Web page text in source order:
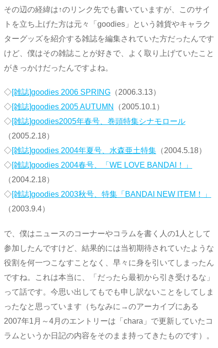
その辺の経緯は↑のリンク先でも書いていますが、このサイ
トを立ち上げた方は元々「goodies」という雑貨やキャラク
ターグッズを紹介する雑誌を編集されていた方だったんです
けど、僕はその雑誌ことが好きで、よく取り上げていたこと
がきっかけだったんですよね。
◇[雑誌]goodies 2006 SPRING （2006.3.13）
◇[雑誌]goodies 2005 AUTUMN
（2005.10.1）
◇[雑誌]goodies2005年春号、巻頭特集シナモロール
（2005.2.18）
◇[雑誌]goodies 2004年夏号、水森亜土特集 （2004.5.18）
◇[雑誌]goodies 2004春号、「WE LOVE BANDAI！」
（2004.2.18）
◇[雑誌]goodies 2003秋号、特集「BANDAI NEW ITEM！」
（2003.9.4）
で、僕はニュースのコーナーやコラムを書く人の1人として
参加したんですけど、結果的には当初期待されていたような
役割を何一つこなすことなく、早々に身を引いてしまったん
ですね。これは本当に、「だったら最初から引き受けるな」
って話です。今思い出してもでも申し訳ないことをしてしま
ったなと思っています（ちなみに→のアーカイブにある
2007年1月～4月のエントリーは「chara」で更新していたコ
ラムというか日記の内容をそのまま持ってきたものです）。